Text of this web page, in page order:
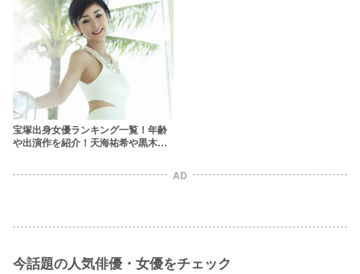
宝塚出身女優ランキング一覧！年齢
や出演作を紹介！天海祐希や黒木瞳
AD
今話題の人気俳優・女優をチェック